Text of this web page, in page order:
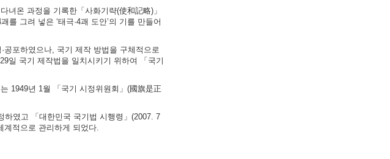
녀온 과정을 기록한「사화기략(使和記略)」
그려 넣은 ‘태극·4괘 도안’의 기를 만들어
공포하였으나, 국기 제작 방법을 구체적으로
일 국기 제작법을 일치시키기 위하여 「국기
1949년 1월 「국기 시정위원회」(國旗是正
였고 「대한민국 국기법 시행령」(2007. 7
계적으로 관리하게 되었다.